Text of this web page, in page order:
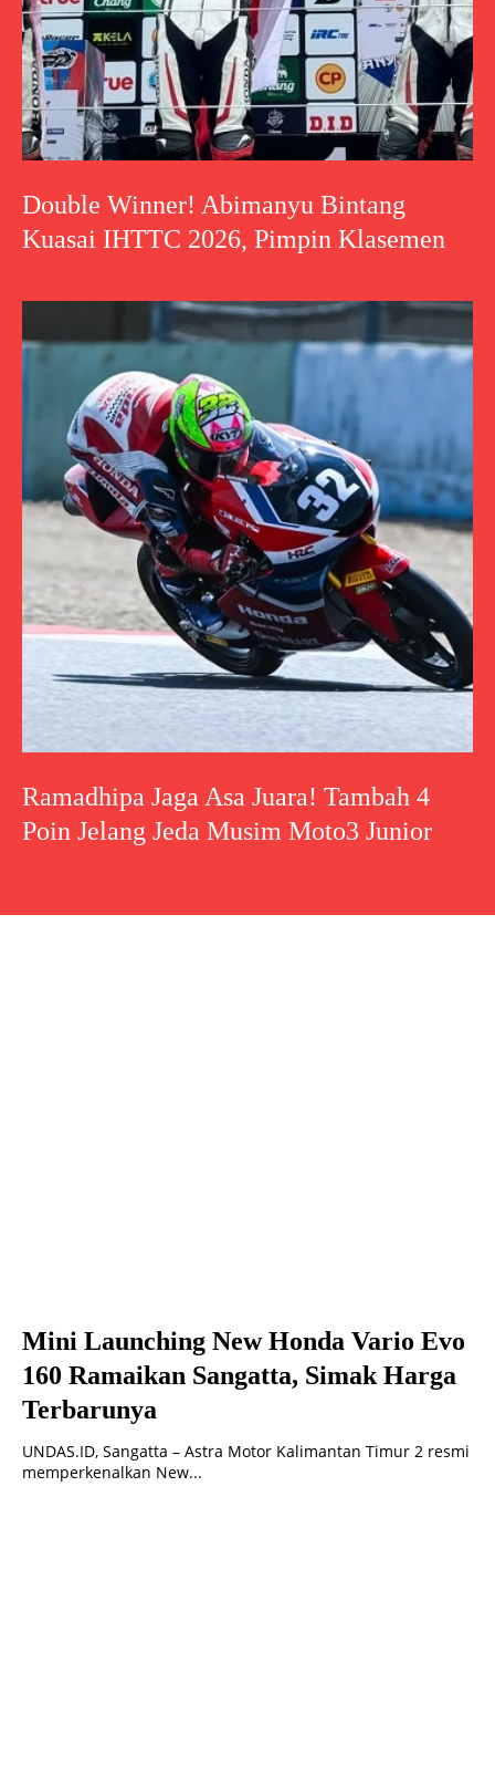
Double Winner! Abimanyu Bintang
Kuasai IHTTC 2026, Pimpin Klasemen
Ramadhipa Jaga Asa Juara! Tambah 4
Poin Jelang Jeda Musim Moto3 Junior
Mini Launching New Honda Vario Evo
160 Ramaikan Sangatta, Simak Harga
Terbarunya
UNDAS.ID, Sangatta – Astra Motor Kalimantan Timur 2 resmi
memperkenalkan New...